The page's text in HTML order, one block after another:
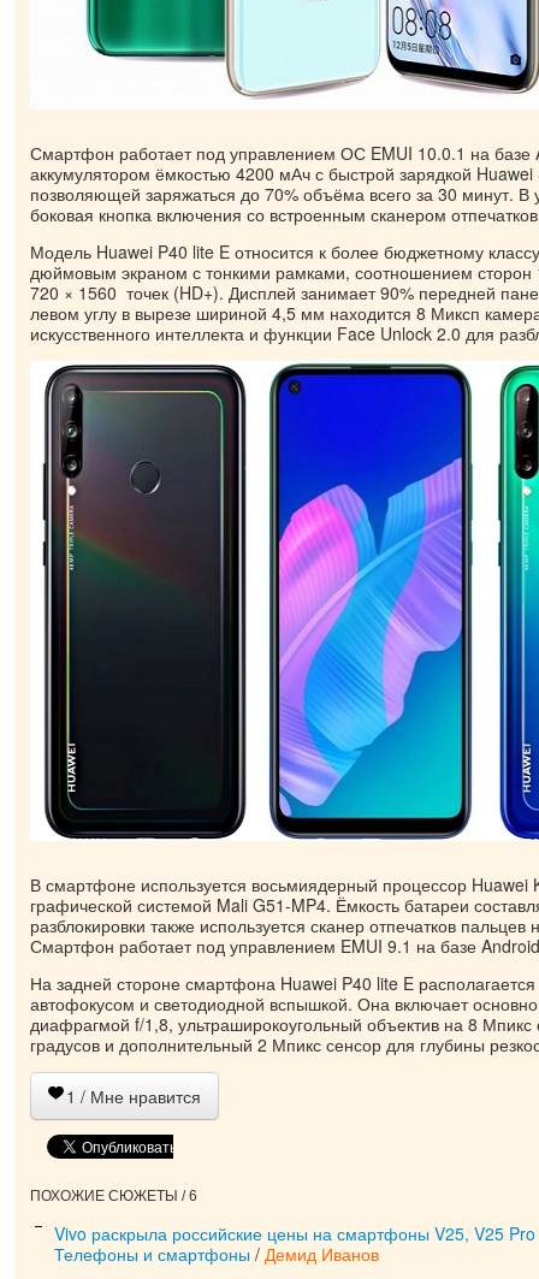
Смартфон работает под управлением ОС EMUI 10.0.1 на
аккумулятором ёмкостью 4200 мАч с быстрой зарядкой
позволяющей заряжаться до 70% объёма всего за 30 минут. В
боковая кнопка включения со встроенным сканером
Модель Huawei P40 lite E относится к более бюджетному
дюймовым экраном с тонкими рамками, соотношением
720 × 1560 точек (HD+). Дисплей занимает 90% передней
левом углу в вырезе шириной 4,5 мм находится 8 Миксп
искусственного интеллекта и функции Face Unlock 2.0 для
В смартфоне используется восьмиядерный процессор Huawei
графической системой Mali G51-MP4. Ёмкость батареи
разблокировки также используется сканер отпечатков
Смартфон работает под управлением EMUI 9.1 на базе
На задней стороне смартфона Huawei P40 lite E
автофокусом и светодиодной вспышкой. Она включает
диафрагмой f/1,8, ультраширокоугольный объектив на 8 Мпикс
градусов и дополнительный 2 Мпикс сенсор для глубины
1 / Мне нравится
ПОХОЖИЕ СЮЖЕТЫ / 6
Vivo раскрыла российские цены на смартфоны V25, V25
Телефоны и смартфоны / Демид Иванов